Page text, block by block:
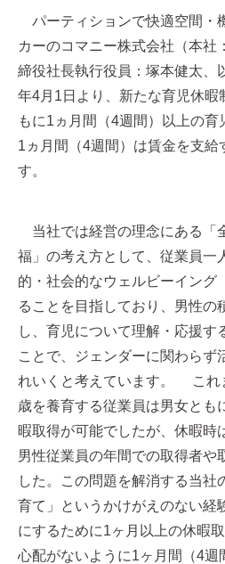
パーティションで快適空間・
カーのコマニー株式会社（本社
締役社長執行役員：塚本健太、
年4月1日より、新たな育児休暇
もに1ヵ月間（4週間）以上の育
1ヵ月間（4週間）は賃金を支給
す。
当社では経営の理念にある「
福」の考え方として、従業員一
的・社会的なウェルビーイング
ることを目指しており、男性の
し、育児について理解・応援す
ことで、ジェンダーに関わらず
れいくと考えています。 これ
歳を養育する従業員は男女とも
暇取得が可能でしたが、休暇時
男性従業員の年間での取得者や
した。この問題を解消する当社
育て」というかけがえのない経
にするために1ヶ月以上の休暇
心配がないように1ヶ月間（4週